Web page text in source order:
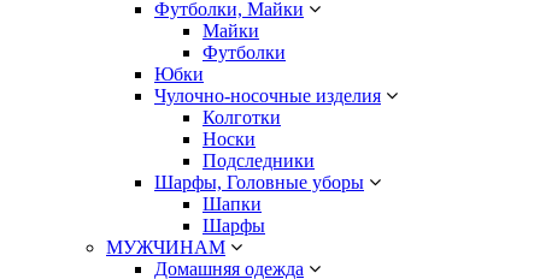
Футболки, Майки
Майки
Футболки
Юбки
Чулочно-носочные изделия
Колготки
Носки
Подследники
Шарфы, Головные уборы
Шапки
Шарфы
МУЖЧИНАМ
Домашняя одежда